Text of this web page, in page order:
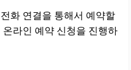
화 연결을 통해서 예약할
라인 예약 신청을 진행하